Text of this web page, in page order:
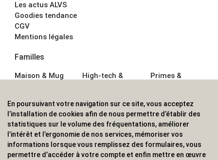
Les actus ALVS
Goodies tendance
CGV
Mentions légales
Familles
Maison & Mug
Écriture
Bagagerie sacs
High-tech &
Sport &
Outdoor
Enfant
Primes &
Boisson
Textile &
Casquette
Accessoires de
bureau
En poursuivant votre navigation sur ce site, vous acceptez
l’installation de cookies afin de nous permettre d’établir des
statistiques sur le volume des fréquentations, améliorer
l’intérêt et l’ergonomie de nos services, mémoriser vos
informations lorsque vous remplissez des formulaires, vous
permettre d’accéder à votre compte et enfin mettre en œuvre